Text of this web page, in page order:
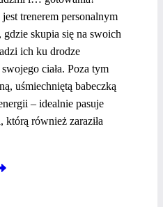
trenerem personalnym
skupia się na swoich
ich ku drodze
ciała. Poza tym
uśmiechniętą babeczką
– idealnie pasuje
którą również zaraziła